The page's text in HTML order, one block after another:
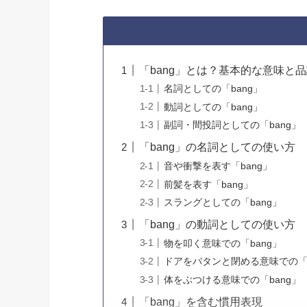
「bang」とは？基本的な意味と
名詞としての「bang」
動詞としての「bang」
副詞・間投詞としての「bang」
「bang」の名詞としての使い方
音や衝撃を表す「bang」
前髪を表す「bang」
スラングとしての「bang」
「bang」の動詞としての使い方
物を叩く意味での「bang」
ドアをバタンと閉める意味での「
体をぶつける意味での「bang」
「bang」を含む慣用表現